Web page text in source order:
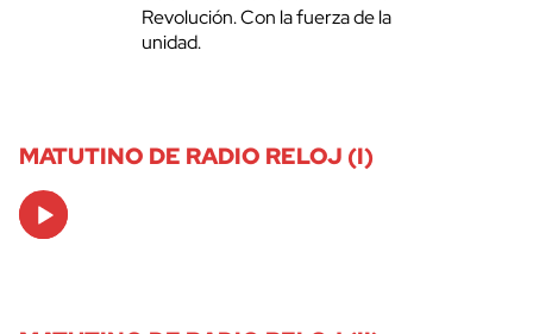
Revolución. Con la fuerza de la
unidad.
MATUTINO DE RADIO RELOJ (I)
Audio
Player